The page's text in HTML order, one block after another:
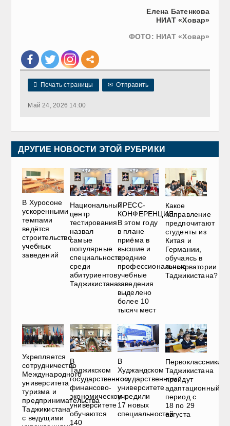
Елена Батенкова
НИАТ «Ховар»
ФОТО: НИАТ «Ховар»
 Печать страницы ✉ Отправить
Май 24, 2026 14:00
ДРУГИЕ НОВОСТИ ЭТОЙ РУБРИКИ
В Хуросоне
ускоренными
темпами
ведётся
строительство
учебных
заведений
Национальный
центр
тестирования
назвал
самые
популярные
специальности
среди
абитуриентов
Таджикистана
ПРЕСС-
КОНФЕРЕНЦИЯ.
В этом году
в плане
приёма в
высшие и
средние
профессиональные
учебные
заведения
выделено
более 10
тысяч мест
Какое
направление
предпочитают
студенты из
Китая и
Германии,
обучаясь в
консерватории
Таджикистана?
Укрепляется
сотрудничество
Международного
университета
туризма и
предпринимательства
Таджикистана
с ведущими
В
Таджикском
государственном
финансово-
экономическом
университете
обучаются
140
В
Худжандском
государственном
университете
учредили
17 новых
специальностей
Первоклассники
Таджикистана
пройдут
адаптационный
период с
18 по 29
августа